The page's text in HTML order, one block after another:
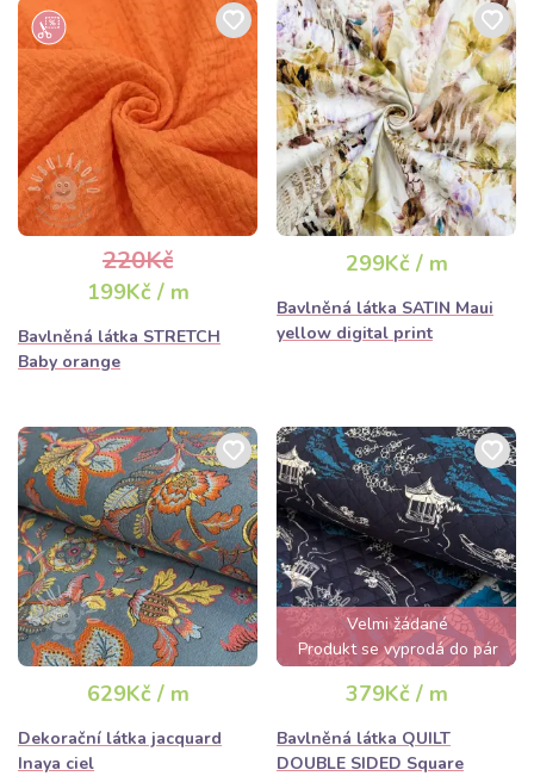
220Kč
199Kč / m
Bavlněná látka STRETCH
Baby orange
299Kč / m
Bavlněná látka SATIN Maui
yellow digital print
629Kč / m
Dekorační látka jacquard
Inaya ciel
Velmi žádané
Produkt se vyprodá do pár
hodin
379Kč / m
Bavlněná látka QUILT
DOUBLE SIDED Square